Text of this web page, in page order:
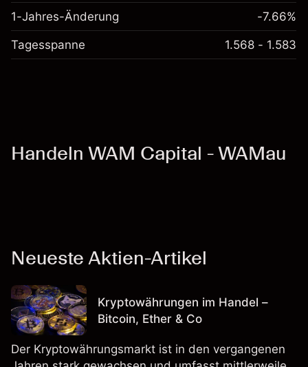
1-Jahres-Änderung -7.66%
Tagesspanne 1.568 - 1.583
Handeln WAM Capital - WAMau
Neueste Aktien-Artikel
Kryptowährungen im Handel –
Bitcoin, Ether & Co
Der Kryptowährungsmarkt ist in den vergangenen